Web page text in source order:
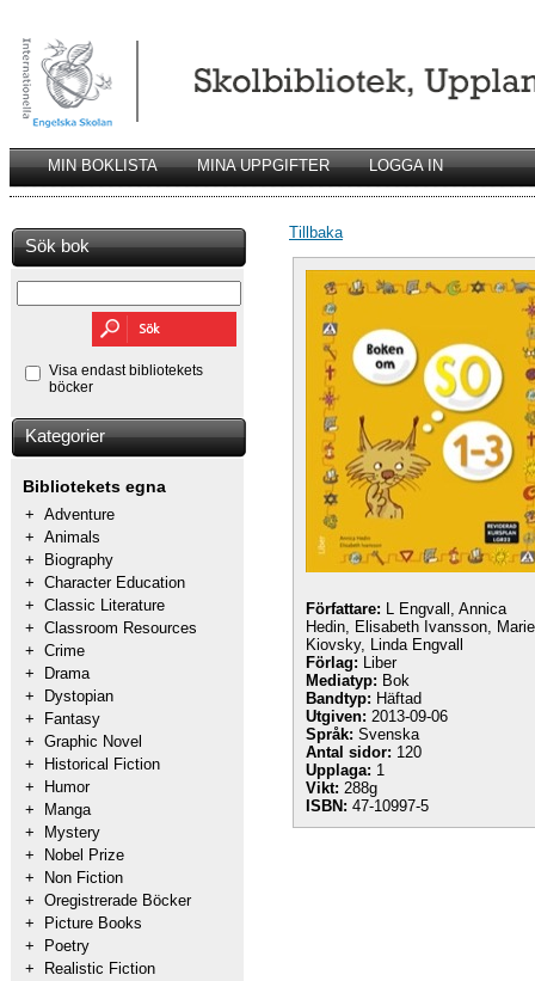
MIN BOKLISTA MINA UPPGIFTER LOGGA IN
Sök bok
Visa endast bibliotekets
böcker
Kategorier
Bibliotekets egna
+ Adventure
+ Animals
+
Biography
+ Character Education
+ Classic Literature
+ Classroom Resources
+ Crime
+
Drama
+
Dystopian
+
Fantasy
+ Graphic Novel
+
Historical Fiction
+
Humor
+
Manga
+
Mystery
+
Nobel Prize
+
Non Fiction
+ Oregistrerade Böcker
+
Picture Books
+
Poetry
+
Realistic Fiction
Tillbaka
Författare: L Engvall, Annica
Hedin, Elisabeth Ivansson, Marie
Kiovsky, Linda Engvall
Förlag: Liber
Mediatyp: Bok
Bandtyp: Häftad
Utgiven: 2013-09-06
Språk: Svenska
Antal sidor: 120
Upplaga: 1
Vikt: 288g
ISBN: 47-10997-5